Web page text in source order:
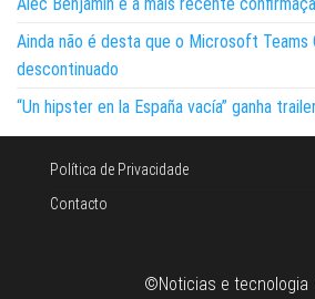
Ainda não é desta que o Microsoft Teams
descontinuado
“Un hipster en la España vacía” ganha
Política de Privacidade
Contacto
©Noticias e tecnologia